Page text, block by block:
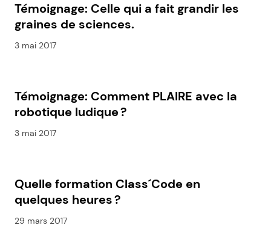
Témoignage: Celle qui a fait grandir les
graines de sciences.
3 mai 2017
Témoignage: Comment PLAIRE avec la
robotique ludique ?
3 mai 2017
Quelle formation Class´Code en
quelques heures ?
29 mars 2017